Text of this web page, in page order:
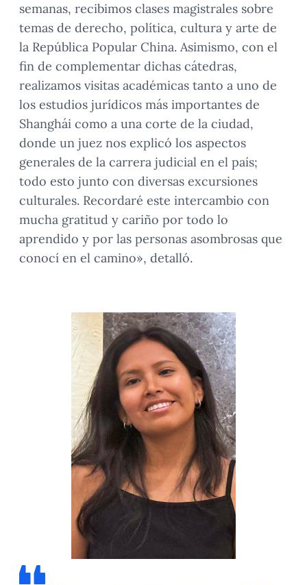
semanas, recibimos clases magistrales sobre
temas de derecho, política, cultura y arte de
la República Popular China. Asimismo, con el
fin de complementar dichas cátedras,
realizamos visitas académicas tanto a uno de
los estudios jurídicos más importantes de
Shanghái como a una corte de la ciudad,
donde un juez nos explicó los aspectos
generales de la carrera judicial en el país;
todo esto junto con diversas excursiones
culturales. Recordaré este intercambio con
mucha gratitud y cariño por todo lo
aprendido y por las personas asombrosas que
conocí en el camino», detalló.